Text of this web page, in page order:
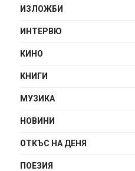
ИЗЛОЖБИ
ИНТЕРВЮ
КИНО
КНИГИ
МУЗИКА
НОВИНИ
ОТКЪС НА ДЕНЯ
ПОЕЗИЯ